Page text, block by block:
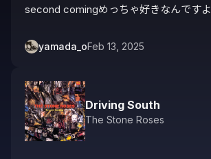
second comingめっちゃ好きなんですよ
yamada_oFeb 13, 2025
Driving South
The Stone Roses